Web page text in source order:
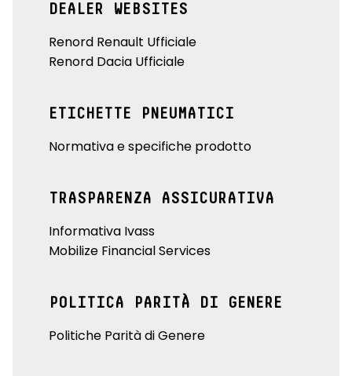
DEALER WEBSITES
Renord Renault Ufficiale
Renord Dacia Ufficiale
ETICHETTE PNEUMATICI
Normativa e specifiche prodotto
TRASPARENZA ASSICURATIVA
Informativa Ivass
Mobilize Financial Services
POLITICA PARITÀ DI GENERE
Politiche Parità di Genere